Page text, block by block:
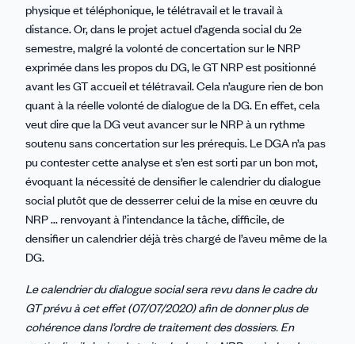
physique et téléphonique, le télétravail et le travail à
distance. Or, dans le projet actuel d’agenda social du 2e
semestre, malgré la volonté de concertation sur le NRP
exprimée dans les propos du DG, le GT NRP est positionné
avant les GT accueil et télétravail. Cela n’augure rien de bon
quant à la réelle volonté de dialogue de la DG. En effet, cela
veut dire que la DG veut avancer sur le NRP à un rythme
soutenu sans concertation sur les prérequis. Le DGA n’a pas
pu contester cette analyse et s’en est sorti par un bon mot,
évoquant la nécessité de densifier le calendrier du dialogue
social plutôt que de desserrer celui de la mise en œuvre du
NRP ... renvoyant à l’intendance la tâche, difficile, de
densifier un calendrier déjà très chargé de l’aveu même de la
DG.
Le calendrier du dialogue social sera revu dans le cadre du
GT prévu à cet effet (07/07/2020) afin de donner plus de
cohérence dans l’ordre de traitement des dossiers. En